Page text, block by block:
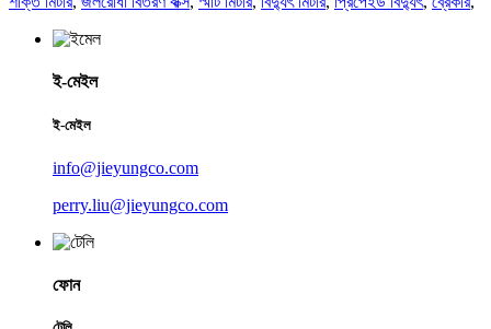
ই-মেইল
ই-মেইল
info@jieyungco.com
perry.liu@jieyungco.com
ফোন